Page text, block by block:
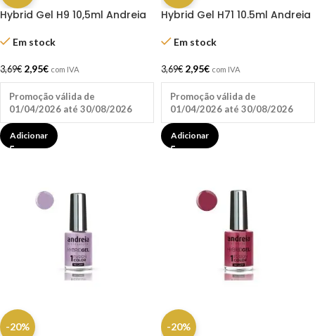
Hybrid Gel H9 10,5ml Andreia
Em stock
3,69€ 2,95€ com IVA
Promoção válida de
01/04/2026 até 30/08/2026
Adicionar
Hybrid Gel H71 10.5ml Andreia
Em stock
3,69€ 2,95€ com IVA
Promoção válida de
01/04/2026 até 30/08/2026
Adicionar
-20% -20%